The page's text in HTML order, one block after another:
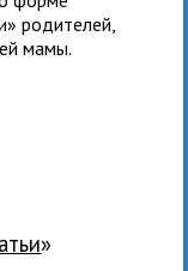
родителей,
мамы.
»